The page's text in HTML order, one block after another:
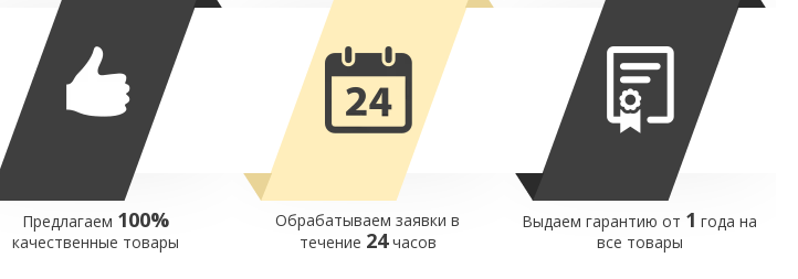
Предлагаем 100%
качественные товары
Обрабатываем заявки в
течение 24часов
Выдаем гарантию от 1 года на
все товары